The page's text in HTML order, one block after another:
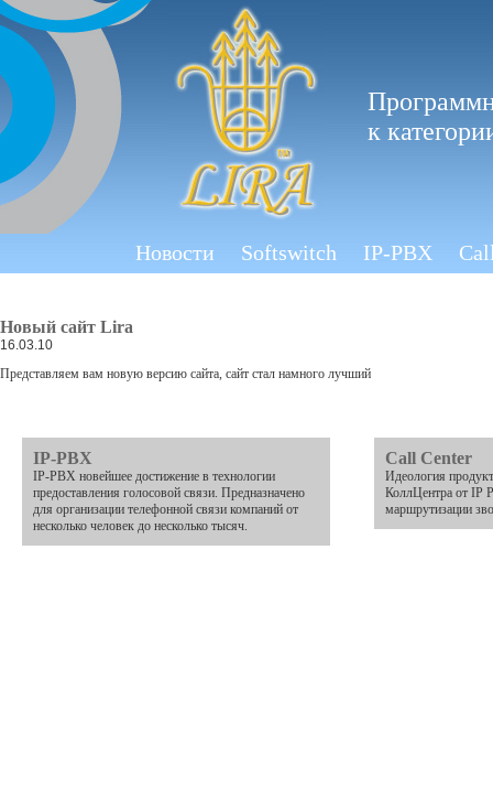
к
Новости Softswitch IP-PBX
Новый сайт Lira
16.03.10
Представляем вам новую версию сайта, сайт стал намного лучший
IP-PBX
IP-PBX новейшее достижение в технологии
предоставления голосовой связи. Предназначено
для организации телефонной связи компаний от
несколько человек до несколько тысяч.
Call Center
Идеология
КоллЦентра от IP
маршрутизации